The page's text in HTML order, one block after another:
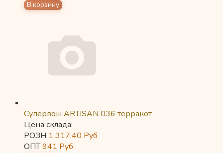
Супервош ARTISAN 036 терракот
Цена склада:
РОЗН 1 317,40 Руб
ОПТ941 Руб